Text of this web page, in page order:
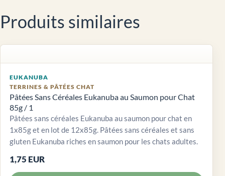
Produits similaires
EUKANUBA
TERRINES & PÂTÉES CHAT
Pâtées Sans Céréales Eukanuba au Saumon pour Chat
85g / 1
Pâtées sans céréales Eukanuba au saumon pour chat en
1x85g et en lot de 12x85g. Pâtées sans céréales et sans
gluten Eukanuba riches en saumon pour les chats adultes.
1,75 EUR